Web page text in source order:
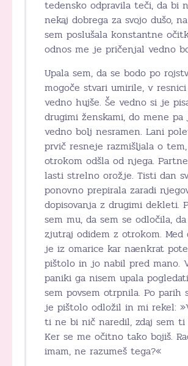
tedensko odpravila teči, da bi
nekaj dobrega za svojo dušo,
sem poslušala konstantne
odnos me je pričenjal vedno
Upala sem, da se bodo po
mogoče stvari umirile, v
vedno hujše. Še vedno si je
drugimi ženskami, do mene
vedno bolj nesramen. Lani
prvič resneje razmišljala o
otrokom odšla od njega.
lasti strelno orožje. Tisti dan
ponovno prepirala zaradi
dopisovanja z drugimi dekleti.
sem mu, da sem se odločila,
zjutraj odidem z otrokom. Med
je iz omarice kar naenkrat
pištolo in jo nabil pred mano.
paniki ga nisem upala
sem povsem otrpnila. Po parih
je pištolo odložil in mi rekel:
ti ne bi nič naredil, zdaj sem ti
Ker se me očitno tako bojiš.
imam, ne razumeš tega?«